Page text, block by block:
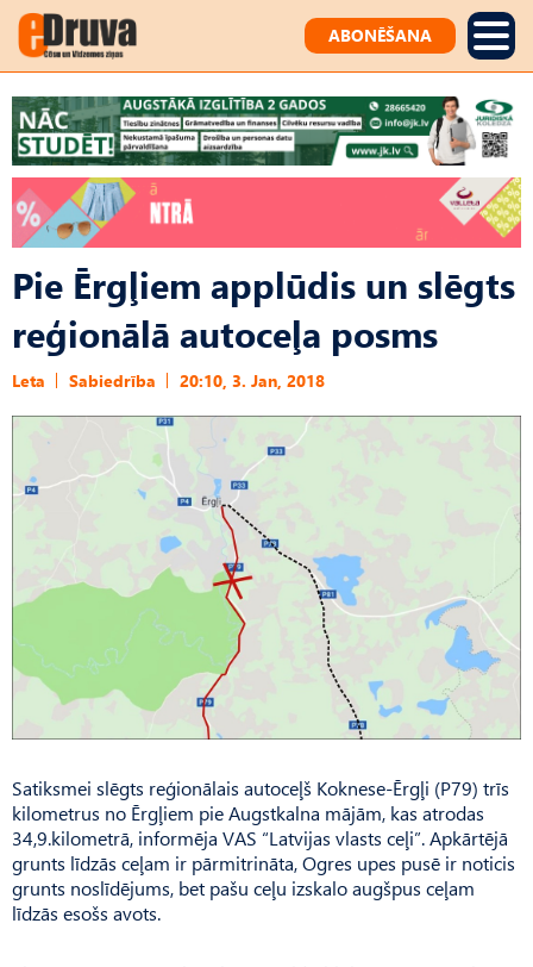
ABONĒŠANA
Pie Ērgļiem applūdis un slēgts
reģionālā autoceļa posms
Leta Sabiedrība 20:10, 3. Jan, 2018
Satiksmei slēgts reģionālais autoceļš Koknese-Ērgļi (P79) trīs
kilometrus no Ērgļiem pie Augstkalna mājām, kas atrodas
34,9.kilometrā, informēja VAS “Latvijas vlasts ceļi”. Apkārtējā
grunts līdzās ceļam ir pārmitrināta, Ogres upes pusē ir noticis
grunts noslīdējums, bet pašu ceļu izskalo augšpus ceļam
līdzās esošs avots.